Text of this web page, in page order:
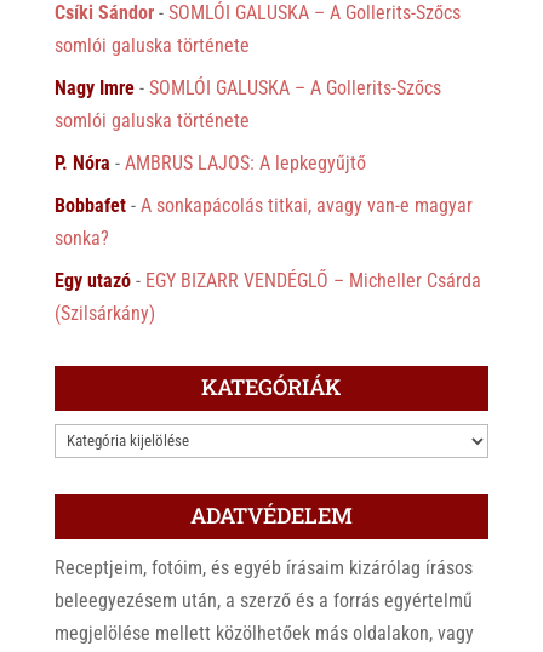
Csíki Sándor- SOMLÓI GALUSKA – A Gollerits-Szőcs
somlói galuska története
Nagy Imre- SOMLÓI GALUSKA – A Gollerits-Szőcs
somlói galuska története
P. Nóra - AMBRUS LAJOS: A lepkegyűjtő
Bobbafet- A sonkapácolás titkai, avagy van-e magyar
sonka?
Egy utazó- EGY BIZARR VENDÉGLŐ – Micheller Csárda
(Szilsárkány)
KATEGÓRIÁK
KATEGÓRIÁK
ADATVÉDELEM
Receptjeim, fotóim, és egyéb írásaim kizárólag írásos
beleegyezésem után, a szerző és a forrás egyértelmű
megjelölése mellett közölhetőek más oldalakon, vagy